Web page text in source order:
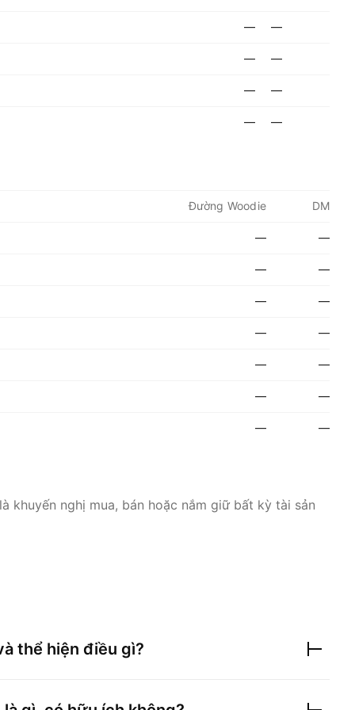
— —
— —
— —
— —
Đường Woodie DM
— —
— —
— —
— —
— —
— —
— —
khuyến nghị mua, bán hoặc nắm giữ bất kỳ tài sản
thể hiện điều gì?